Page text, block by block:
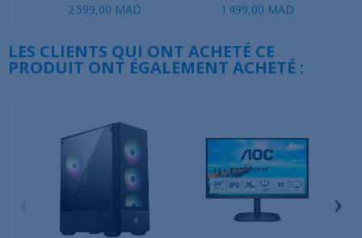
2 599,00 MAD 1 499,00 MAD
LES CLIENTS QUI ONT ACHETÉ CE
PRODUIT ONT ÉGALEMENT ACHETÉ :
›